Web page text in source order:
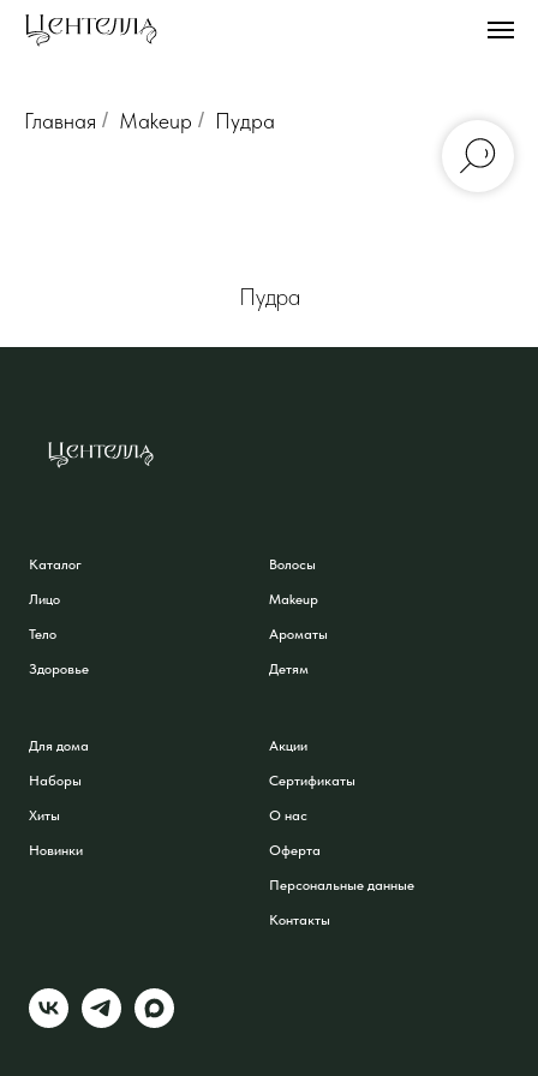
Главная / Makeup / Пудра
Пудра
Каталог
Лицо
Тело
Здоровье
Волосы
Makeup
Ароматы
Детям
Для дома
Наборы
Хиты
Новинки
Акции
Сертификаты
О нас
Оферта
Персональные данные
Контакты